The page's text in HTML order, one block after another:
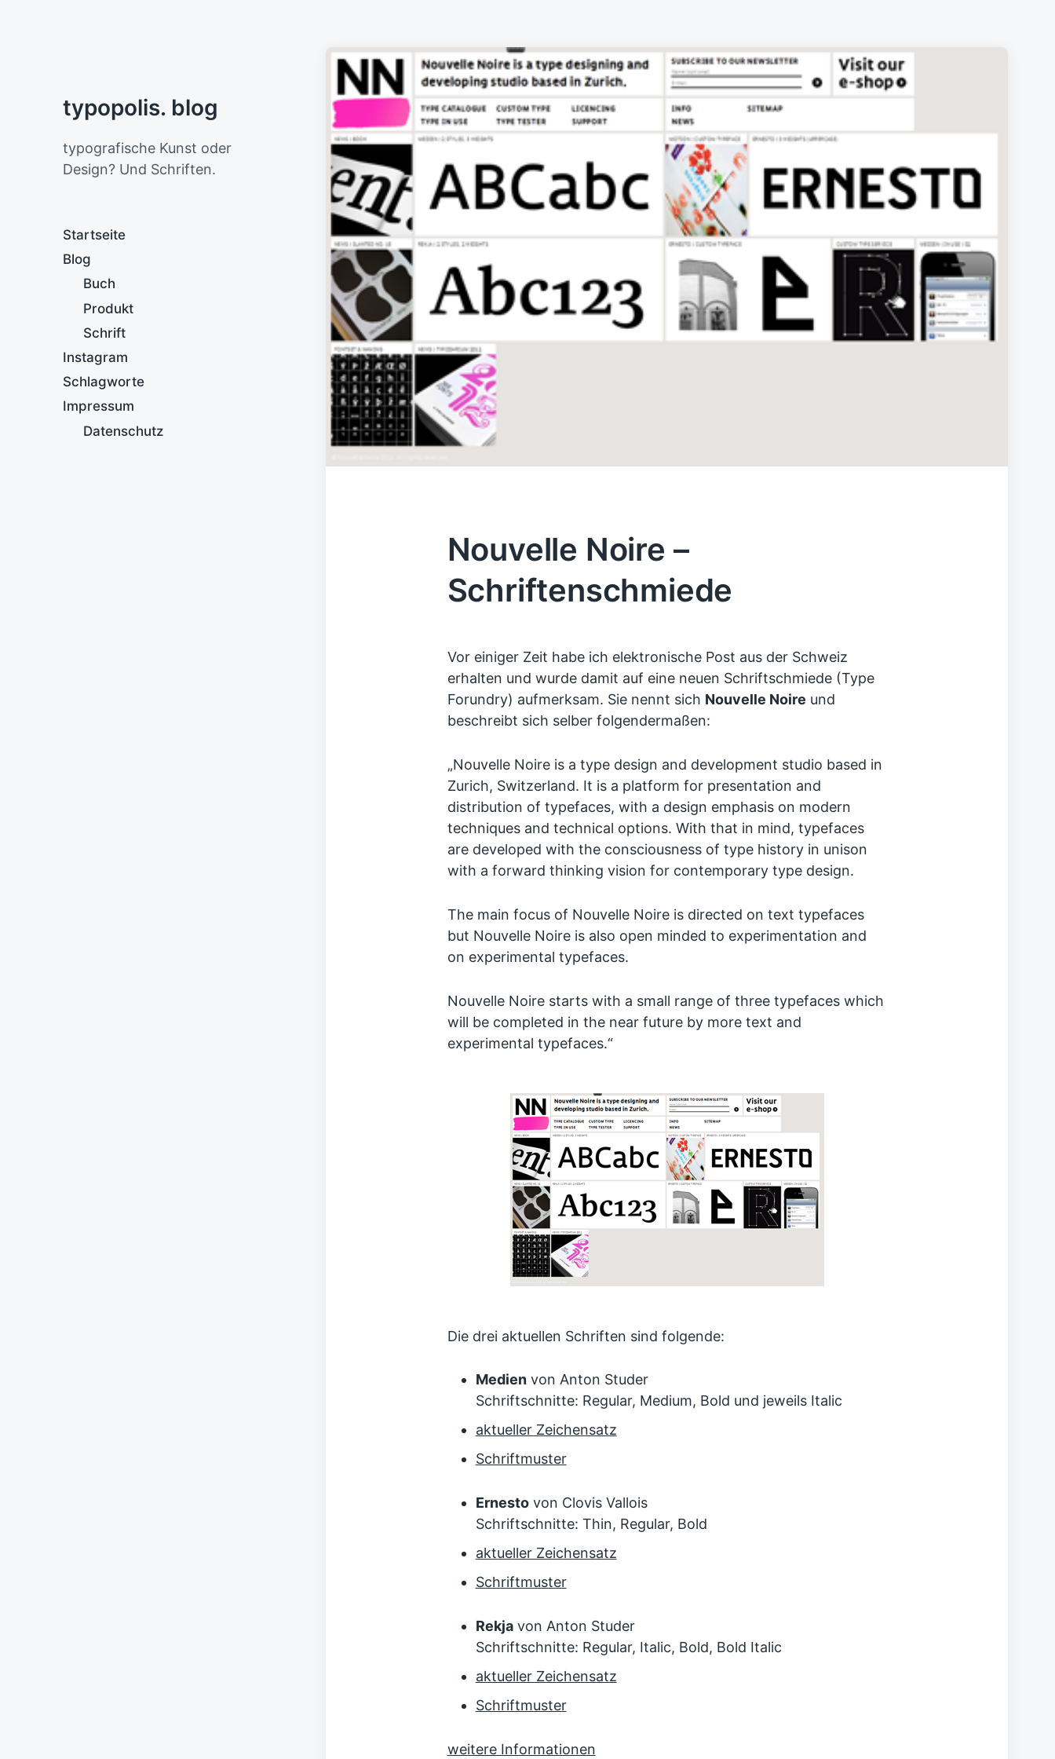
typopolis. blog
typografische Kunst oder
Design? Und Schriften.
Startseite
Blog
Buch
Produkt
Schrift
Instagram
Schlagworte
Impressum
Datenschutz
Nouvelle Noire –
Schriftenschmiede
Vor einiger Zeit habe ich elektronische Post aus der Schweiz
erhalten und wurde damit auf eine neuen Schriftschmiede (Type
Forundry) aufmerksam. Sie nennt sich Nouvelle Noire und
beschreibt sich selber folgendermaßen:
„Nouvelle Noire is a type design and development studio based in
Zurich, Switzerland. It is a platform for presentation and
distribution of typefaces, with a design emphasis on modern
techniques and technical options. With that in mind, typefaces
are developed with the consciousness of type history in unison
with a forward thinking vision for contemporary type design.
The main focus of Nouvelle Noire is directed on text typefaces
but Nouvelle Noire is also open minded to experimentation and
on experimental typefaces.
Nouvelle Noire starts with a small range of three typefaces which
will be completed in the near future by more text and
experimental typefaces.“
Die drei aktuellen Schriften sind folgende:
Medienvon Anton Studer
Schriftschnitte: Regular, Medium, Bold und jeweils Italic
aktueller Zeichensatz
Schriftmuster
Ernestovon Clovis Vallois
Schriftschnitte: Thin, Regular, Bold
aktueller Zeichensatz
Schriftmuster
Rekjavon Anton Studer
Schriftschnitte: Regular, Italic, Bold, Bold Italic
aktueller Zeichensatz
Schriftmuster
weitere Informationen